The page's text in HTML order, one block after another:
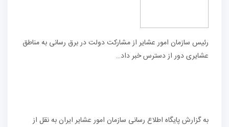
رئیس سازمان امور عشایر از مشارکت دولت در برق رسانی به مناطق
عشایری دور از دسترس خبر داد…
به گزارش پایگاه اطلاع رسانی سازمان امور عشایر ایران به نقل از